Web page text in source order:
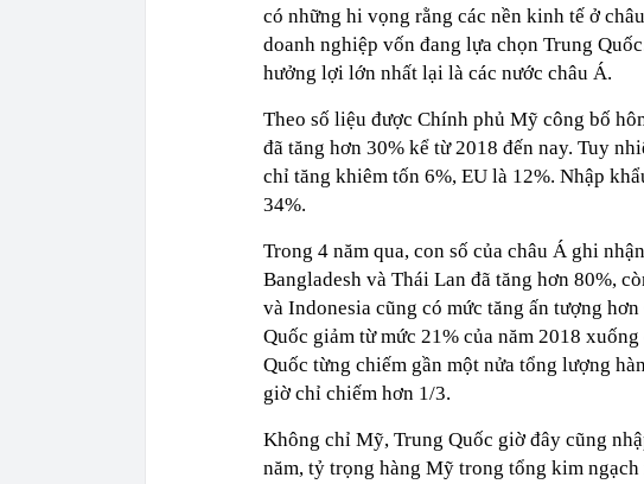
có những hi vọng rằng các nền kinh tế ở
doanh nghiệp vốn đang lựa chọn Trung
hưởng lợi lớn nhất lại là các nước châu Á.
Theo số liệu được Chính phủ Mỹ công bố
đã tăng hơn 30% kể từ 2018 đến nay. Tuy
chỉ tăng khiêm tốn 6%, EU là 12%. Nhập
34%.
Trong 4 năm qua, con số của châu Á ghi
Bangladesh và Thái Lan đã tăng hơn 80%,
và Indonesia cũng có mức tăng ấn tượng
Quốc giảm từ mức 21% của năm 2018
Quốc từng chiếm gần một nửa tổng lượng
giờ chỉ chiếm hơn 1/3.
Không chỉ Mỹ, Trung Quốc giờ đây cũng
năm, tỷ trọng hàng Mỹ trong tổng kim